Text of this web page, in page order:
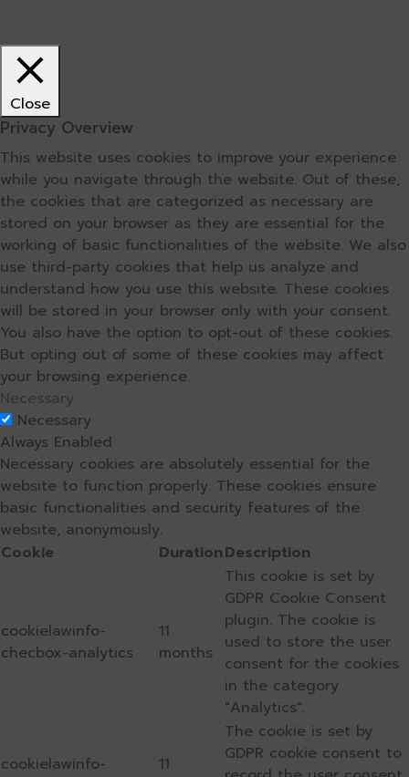
Close
Privacy Overview
This website uses cookies to improve your experience
while you navigate through the website. Out of these,
the cookies that are categorized as necessary are
stored on your browser as they are essential for the
working of basic functionalities of the website. We also
use third-party cookies that help us analyze and
understand how you use this website. These cookies
will be stored in your browser only with your consent.
You also have the option to opt-out of these cookies.
But opting out of some of these cookies may affect
your browsing experience.
Necessary
Necessary
Always Enabled
Necessary cookies are absolutely essential for the
website to function properly. These cookies ensure
basic functionalities and security features of the
website, anonymously.
Cookie
DurationDescription
cookielawinfo-
checbox-analytics
11
months
This cookie is set by
GDPR Cookie Consent
plugin. The cookie is
used to store the user
consent for the cookies
in the category
"Analytics".
cookielawinfo-
11
The cookie is set by
GDPR cookie consent to